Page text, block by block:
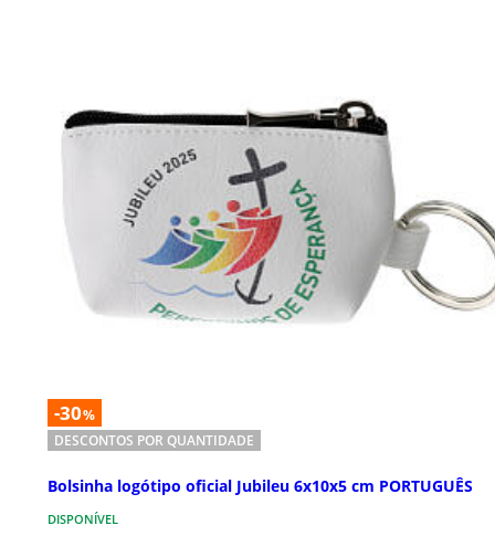
-30%
DESCONTOS POR QUANTIDADE
Bolsinha logótipo oficial Jubileu 6x10x5 cm PORTUGUÊS
DISPONÍVEL